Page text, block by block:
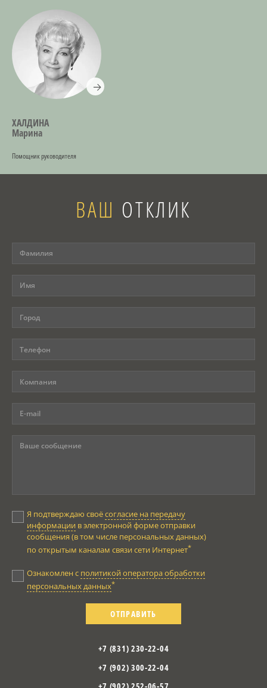
ХАЛДИНА
Марина
Помощник руководителя
ВАШ ОТКЛИК
Я подтверждаю своёсогласие на передачу
информации в электронной форме отправки
сообщения (в том числе персональных данных)
по открытым каналам связи сети Интернет*
Ознакомлен с политикой оператора обработки
персональных данных*
ОТПРАВИТЬ
+7 (831) 230-22-04
+7 (902) 300-22-04